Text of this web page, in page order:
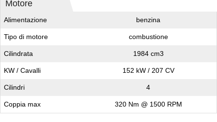
Motore
Alimentazione benzina
Tipo di motore combustione
Cilindrata 1984 cm3
KW / Cavalli 152 kW / 207 CV
Cilindri 4
Coppia max 320 Nm @ 1500 RPM